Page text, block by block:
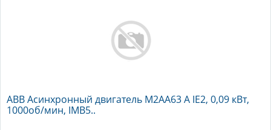
ABB Асинхронный двигатель M2AA63 A IE2, 0,09 кВт,
1000об/мин, IMB5..